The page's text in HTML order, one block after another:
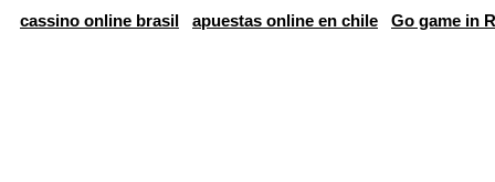
cassino online brasil apuestas online en chile Go game in